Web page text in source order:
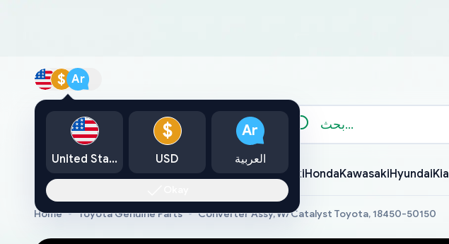
$ Ar
الكتالوج
ToyotaLexusNissanMazdaMitsubishiYamahaSuzukiHondaKawasakiHyundaiKia
Home Toyota Genuine Parts Converter Assy, W/Catalyst Toyota, 18450-50150
United States
$
USD
Ar
العربية